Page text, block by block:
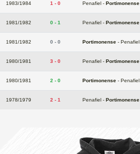
1983/1984 1 - 0 Penafiel - Portimonense
1981/1982 0 - 1 Penafiel - Portimonense
1981/1982 0 - 0 Portimonense - Penafiel
1980/1981 3 - 0 Penafiel - Portimonense
1980/1981 2 - 0 Portimonense - Penafiel
1978/1979 2 - 1 Penafiel - Portimonense